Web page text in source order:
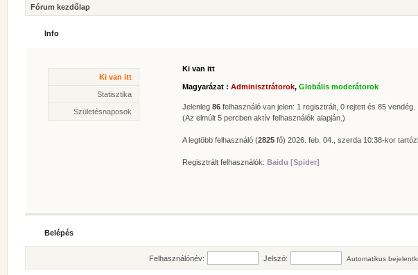
Fórum kezdőlap
Info
Ki van itt
Ki van itt
Magyarázat : Adminisztrátorok, Globális moderátorok
Jelenleg 86 felhasználó van jelen: 1 regisztrált, 0 rejtett és 85 vendég.
(Az elmúlt 5 percben aktív felhasználók alapján.)
A legtöbb felhasználó (2825 fő) 2026. feb. 04., szerda 10:38-kor
Regisztrált felhasználók: Baidu [Spider]
Statisztika
Statisztika
* Hozzászólások száma:
62614
* Témák száma:
* Felhasználók száma: 606
* Legújabb regisztrált tagunk:Zolee
Születésnaposok
Belépés
Felhasználónév: Jelszó: Automatikus